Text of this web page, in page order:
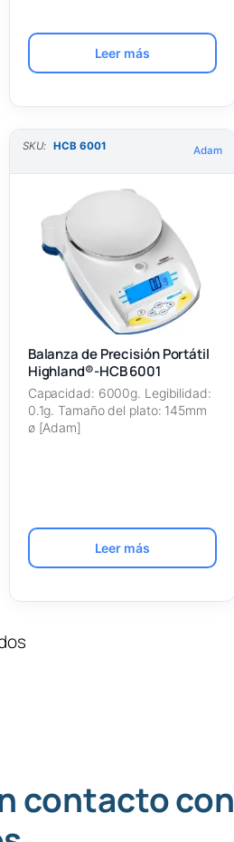
Leer más
SKU: HCB 6001 Adam
Balanza de Precisión Portátil
Highland®-HCB 6001
Capacidad: 6000g. Legibilidad:
0.1g. Tamaño del plato: 145mm
ø [Adam]
Leer más
contacto con